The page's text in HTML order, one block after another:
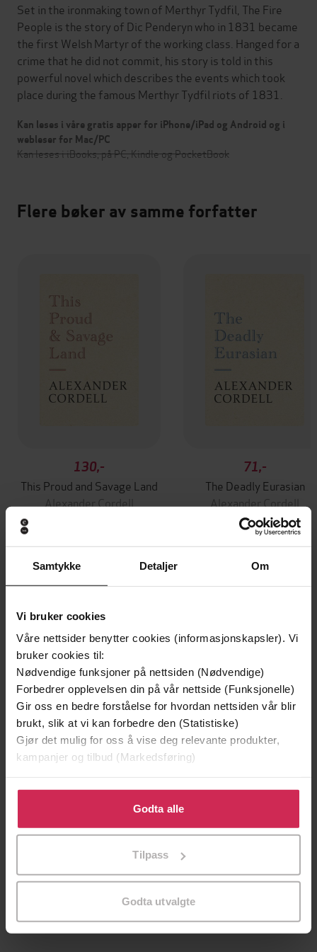
Samtykke Detaljer Om
Vi bruker cookies
Våre nettsider benytter cookies (informasjonskapsler). Vi
bruker cookies til:
Nødvendige funksjoner på nettsiden (Nødvendige)
Forbedrer opplevelsen din på vår nettside (Funksjonelle)
Gir oss en bedre forståelse for hvordan nettsiden vår blir
brukt, slik at vi kan forbedre den (Statistiske)
Gjør det mulig for oss å vise deg relevante produkter,
kampanjer og tilbud (Markedsføring)
Klikk på «Godta alle» for å gi oss ditt samtykke til å
bruke cookies for alle disse formålene. Du kan også
tilpasse ditt samtykke til spesifikke formål ved å klikke
Godta alle
Tilpass
Godta utvalgte
Set in the ironmaking town of Merthyr Tydfil, The Fire
People is the story of Dic Penderyn who in 1831 became
the first Welsh Martyr of the working class. Hanged for a
crime that he did not commit, his story is told in this
powerful novel which describes the events which took
place during the famous Merthyr Tydfil riots of 1831.
Kan leses i våre gratis apper for iPhone/iPad og Android og i
webleser for Mac/PC
Kan leses i iBooks, på PC, Kindle og PocketBook
Flere bøker av samme forfatter
130,-
This Proud and Savage Land
Alexander Cordell
71,-
The Deadly Eurasian
Alexander Cordell
EBOK
Andre har også kjøpt
Premium
Vinner av Rivertonprisen
Jo Nesbø
Premium
Jørn Lier Horst